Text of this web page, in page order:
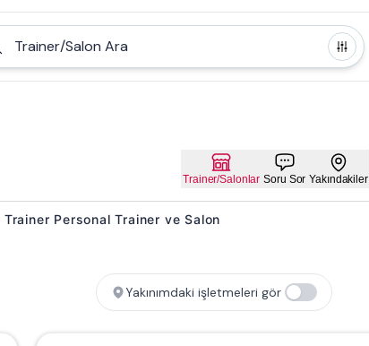
Trainer/Salon Ara
Trainer/Salonlar Soru Sor Yakındakiler
Personal Trainer ve Salon
Yakınımdaki işletmeleri gör